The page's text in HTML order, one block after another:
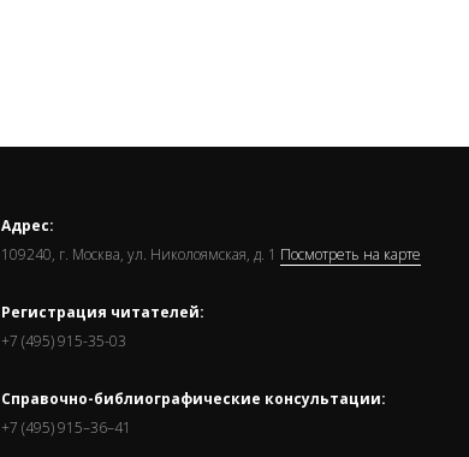
Адрес:
109240, г. Москва, ул. Николоямская, д. 1 Посмотреть на карте
Регистрация читателей:
+7 (495) 915-35-03
Справочно-библиографические консультации:
+7 (495) 915–36–41